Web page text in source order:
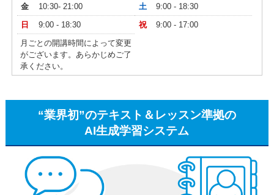
金 10:30- 21:00 土
9:00 - 18:30
日
9:00 - 18:30 祝
9:00 - 17:00
月ごとの開講時間によって変更
がございます。あらかじめご了
承ください。
“業界初”のテキスト＆レッスン準拠の
AI生成学習システム